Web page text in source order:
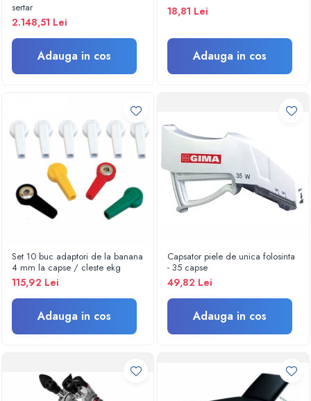
Umidificatoare
Monitorizare somn
Masurare
Cantare
Alcoolmetre
Prim ajutor, urgenta & reanimare
Targi urgente
Truse urgente
Genti urgente
Rucsacuri
Foarfece
Truse pentru resuscitare / reanimare
Protectie si acoperiri in urgente
Aparatura si echipamente
Sterilizare
Casolete sterilizare
sertar
2.148,51 Lei
Adauga in cos
18,81 Lei
Adauga in cos
Set 10 buc adaptori de la banana
4 mm la capse / cleste ekg
115,92 Lei
Adauga in cos
Capsator piele de unica folosinta
- 35 capse
49,82 Lei
Adauga in cos